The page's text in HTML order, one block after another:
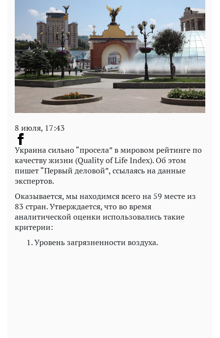
8 июля, 17:43
Украина сильно “просела” в мировом рейтинге по
качеству жизни (Quality of Life Index). Об этом
пишет “Первый деловой”, ссылаясь на данные
экспертов.
Оказывается, мы находимся всего на 59 месте из
83 стран. Утверждается, что во время
аналитической оценки использовались такие
критерии:
Уровень загрязненности воздуха.